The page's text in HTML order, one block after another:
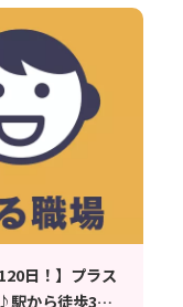
日！】プラス
駅から徒歩3分